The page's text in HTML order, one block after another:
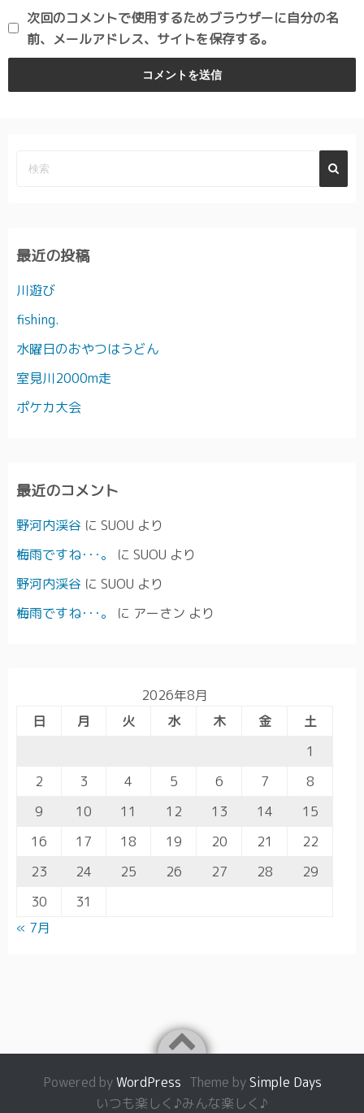
次回のコメントで使用するためブラウザーに自分の名
前、メールアドレス、サイトを保存する。
最近の投稿
川遊び
fishing.
水曜日のおやつはうどん
室見川2000m走
ポケカ大会
最近のコメント
野河内渓谷 に SUOU より
梅雨ですね･･･。
に SUOU より
野河内渓谷 に SUOU より
梅雨ですね･･･。
に アーさン より
2026年8月
日
月 火 水 木 金
土
1
2
3 4 5 6 7
8
9
10 11 12 13 14
15
16
17 18 19 20 21
22
23
24 25 26 27 28
29
30
31
« 7月
Powered byWordPress Theme bySimple Days
いつも楽しく♪みんな楽しく♪